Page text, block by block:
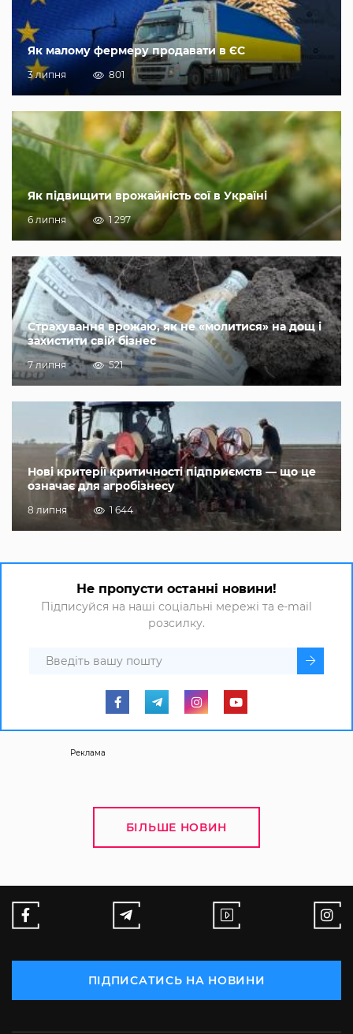
Як малому фермеру продавати в ЄС
3 липня 801
Як підвищити врожайність сої в Україні
6 липня 1 297
Страхування врожаю, як не «молитися» на дощ і
захистити свій бізнес
7 липня 521
Нові критерії критичності підприємств — що це
означає для агробізнесу
8 липня 1 644
Не пропусти останні новини!
Підписуйся на наші соціальні мережі та e-mail
розсилку.
Реклама
БІЛЬШЕ НОВИН
ПІДПИСАТИСЬ НА НОВИНИ